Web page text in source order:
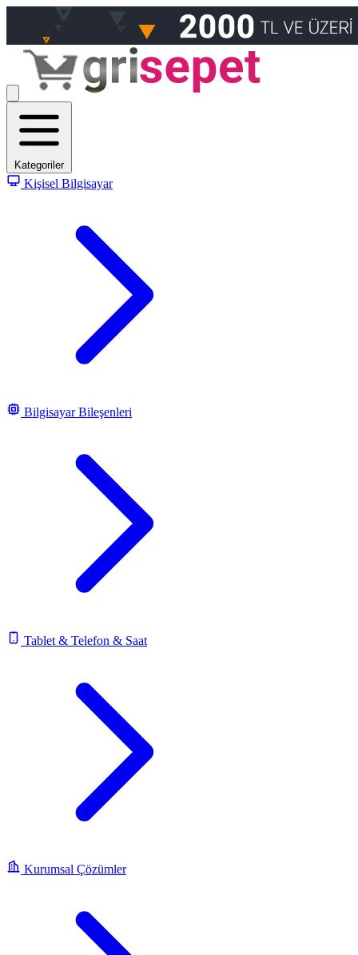
Kategoriler
Kişisel Bilgisayar
Bilgisayar Bileşenleri
Tablet & Telefon & Saat
Kurumsal Çözümler